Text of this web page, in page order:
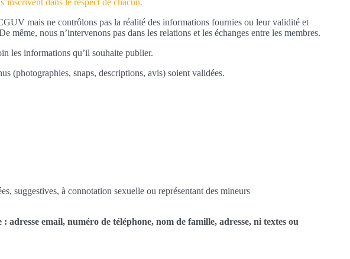
mais ne contrôlons pas la réalité des informations fournies ou leur validité et
nous n’intervenons pas dans les relations et les échanges entre les membres.
les informations qu’il souhaite publier.
(photographies, snaps, descriptions, avis) soient validées.
suggestives, à connotation sexuelle ou représentant des mineurs
email, numéro de téléphone, nom de famille, adresse, ni textes ou